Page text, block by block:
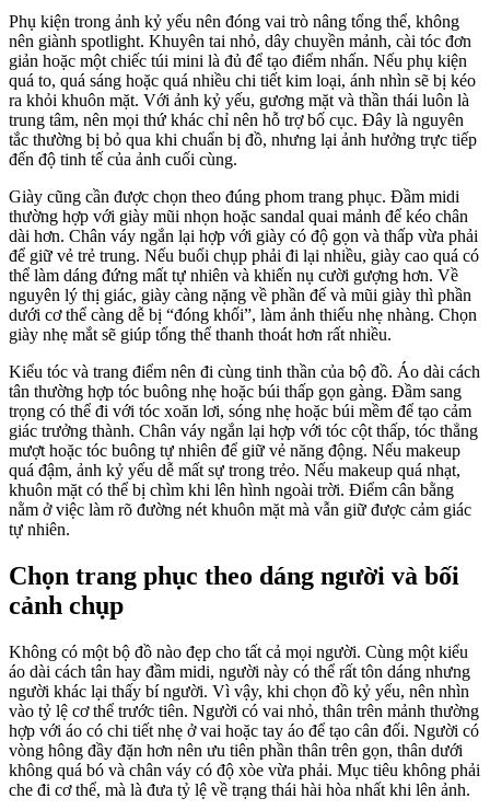
Phụ kiện trong ảnh kỷ yếu nên đóng vai trò nâng tổng thể, không
nên giành spotlight. Khuyên tai nhỏ, dây chuyền mảnh, cài tóc đơn
giản hoặc một chiếc túi mini là đủ để tạo điểm nhấn. Nếu phụ kiện
quá to, quá sáng hoặc quá nhiều chi tiết kim loại, ánh nhìn sẽ bị kéo
ra khỏi khuôn mặt. Với ảnh kỷ yếu, gương mặt và thần thái luôn là
trung tâm, nên mọi thứ khác chỉ nên hỗ trợ bố cục. Đây là nguyên
tắc thường bị bỏ qua khi chuẩn bị đồ, nhưng lại ảnh hưởng trực tiếp
đến độ tinh tế của ảnh cuối cùng.
Giày cũng cần được chọn theo đúng phom trang phục. Đầm midi
thường hợp với giày mũi nhọn hoặc sandal quai mảnh để kéo chân
dài hơn. Chân váy ngắn lại hợp với giày có độ gọn và thấp vừa phải
để giữ vẻ trẻ trung. Nếu buổi chụp phải đi lại nhiều, giày cao quá có
thể làm dáng đứng mất tự nhiên và khiến nụ cười gượng hơn. Về
nguyên lý thị giác, giày càng nặng về phần đế và mũi giày thì phần
dưới cơ thể càng dễ bị “đóng khối”, làm ảnh thiếu nhẹ nhàng. Chọn
giày nhẹ mắt sẽ giúp tổng thể thanh thoát hơn rất nhiều.
Kiểu tóc và trang điểm nên đi cùng tinh thần của bộ đồ. Áo dài cách
tân thường hợp tóc buông nhẹ hoặc búi thấp gọn gàng. Đầm sang
trọng có thể đi với tóc xoăn lơi, sóng nhẹ hoặc búi mềm để tạo cảm
giác trưởng thành. Chân váy ngắn lại hợp với tóc cột thấp, tóc thẳng
mượt hoặc tóc buông tự nhiên để giữ vẻ năng động. Nếu makeup
quá đậm, ảnh kỷ yếu dễ mất sự trong trẻo. Nếu makeup quá nhạt,
khuôn mặt có thể bị chìm khi lên hình ngoài trời. Điểm cân bằng
nằm ở việc làm rõ đường nét khuôn mặt mà vẫn giữ được cảm giác
tự nhiên.
Chọn trang phục theo dáng người và bối
cảnh chụp
Không có một bộ đồ nào đẹp cho tất cả mọi người. Cùng một kiểu
áo dài cách tân hay đầm midi, người này có thể rất tôn dáng nhưng
người khác lại thấy bí người. Vì vậy, khi chọn đồ kỷ yếu, nên nhìn
vào tỷ lệ cơ thể trước tiên. Người có vai nhỏ, thân trên mảnh thường
hợp với áo có chi tiết nhẹ ở vai hoặc tay áo để tạo cân đối. Người có
vòng hông đầy đặn hơn nên ưu tiên phần thân trên gọn, thân dưới
không quá bó và chân váy có độ xòe vừa phải. Mục tiêu không phải
che đi cơ thể, mà là đưa tỷ lệ về trạng thái hài hòa nhất khi lên ảnh.